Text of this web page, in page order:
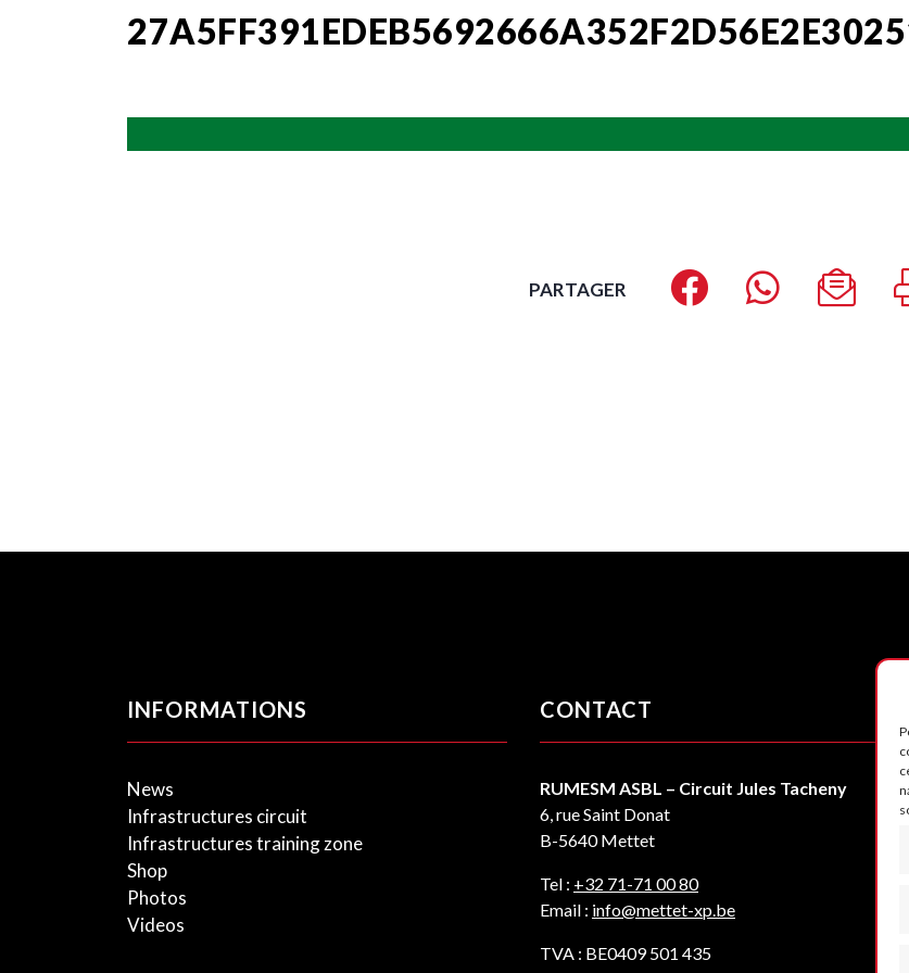
PARTAGER
INFORMATIONS
News
Infrastructures circuit
Infrastructures training zone
Shop
Photos
Videos
CONTACT
RUMESM ASBL – Circuit Jules Tacheny
6, rue Saint Donat
B-5640 Mettet
Tel : +32 71-71 00 80
Email : info@mettet-xp.be
TVA : BE0409 501 435